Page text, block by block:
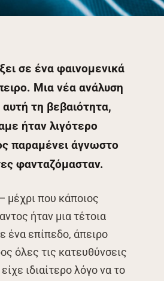
σε ένα φαινομενικά
Μια νέα ανάλυση
τη βεβαιότητα,
ήταν λιγότερο
παραμένει άγνωστο
φανταζόμασταν.
μέχρι που κάποιος
ήταν μια τέτοια
ένα επίπεδο, άπειρο
όλες τις κατευθύνσεις
ιδιαίτερο λόγο να το